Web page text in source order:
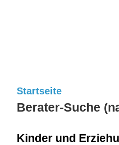
Startseite
Berater-Suche
Kinder und